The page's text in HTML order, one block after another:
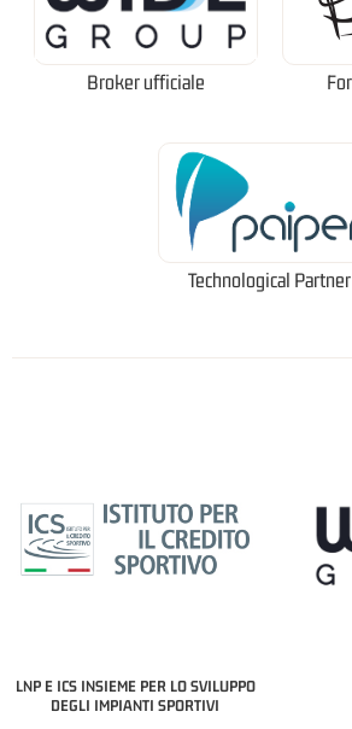
Broker ufficiale
Technological Partner
LNP E ICS INSIEME PER LO SVILUPPO
DEGLI IMPIANTI SPORTIVI